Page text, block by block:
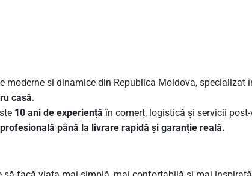
si dinamice din Republica Moldova, specializat
casă.
10 ani de experiență în comerț, logistică și servicii
până la livrare rapidă și garanție reală.